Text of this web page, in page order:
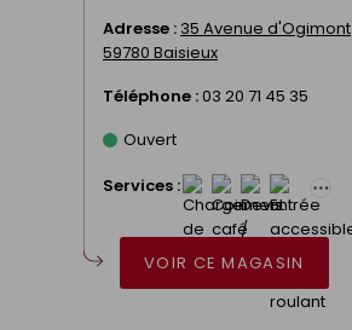
Adresse : 35 Avenue d'Ogimont
59780 Baisieux
Téléphone :03 20 71 45 35
Ouvert
Services :
VOIR CE MAGASIN